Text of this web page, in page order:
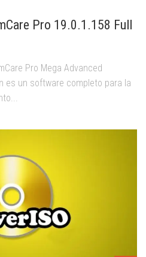
Pro 19.0.1.158 Full
Pro Mega Advanced
es un software completo para la